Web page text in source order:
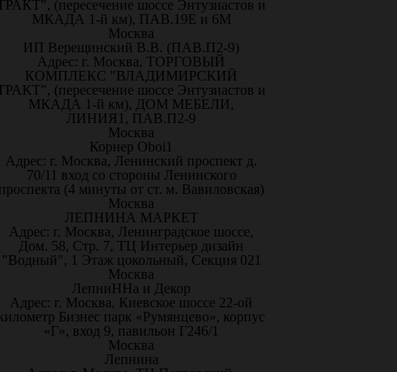
(пересечение шоссе Энтузиастов и
МКАДА 1-й км), ПАВ.19Е и 6М
Москва
ИП Верещинский В.В. (ПАВ.П2-9)
Адрес: г. Москва, ТОРГОВЫЙ
КОМПЛЕКС "ВЛАДИМИРСКИЙ
(пересечение шоссе Энтузиастов и
МКАДА 1-й км), ДОМ МЕБЕЛИ,
ЛИНИЯ1, ПАВ.П2-9
Москва
Корнер Oboi1
Адрес: г. Москва, Ленинский проспект д.
70/11 вход со стороны Ленинского
(4 минуты от ст. м. Вавиловская)
Москва
ЛЕПНИНА МАРКЕТ
Адрес: г. Москва, Ленинградское шоссе,
Дом. 58, Стр. 7, ТЦ Интерьер дизайн
"Водный", 1 Этаж цокольный, Секция 021
Москва
ЛепниННа и Декор
Адрес: г. Москва, Киевское шоссе 22-ой
Бизнес парк «Румянцево», корпус
«Г», вход 9, павильон Г246/1
Москва
Лепнина